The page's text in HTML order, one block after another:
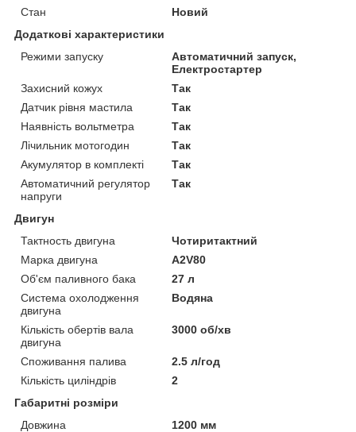
Стан
Новий
Додаткові характеристики
Режими запуску
Автоматичний запуск,
Електростартер
Захисний кожух
Так
Датчик рівня мастила
Так
Наявність вольтметра
Так
Лічильник мотогодин
Так
Акумулятор в комплекті
Так
Автоматичний регулятор
напруги
Так
Двигун
Тактность двигуна
Чотиритактний
Марка двигуна
A2V80
Об'єм паливного бака
27 л
Система охолодження
двигуна
Водяна
Кількість обертів вала
двигуна
3000 об/хв
Споживання палива
2.5 л/год
Кількість циліндрів
2
Габаритні розміри
Довжина
1200 мм